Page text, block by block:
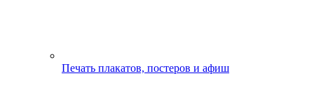
Печать плакатов, постеров и афиш